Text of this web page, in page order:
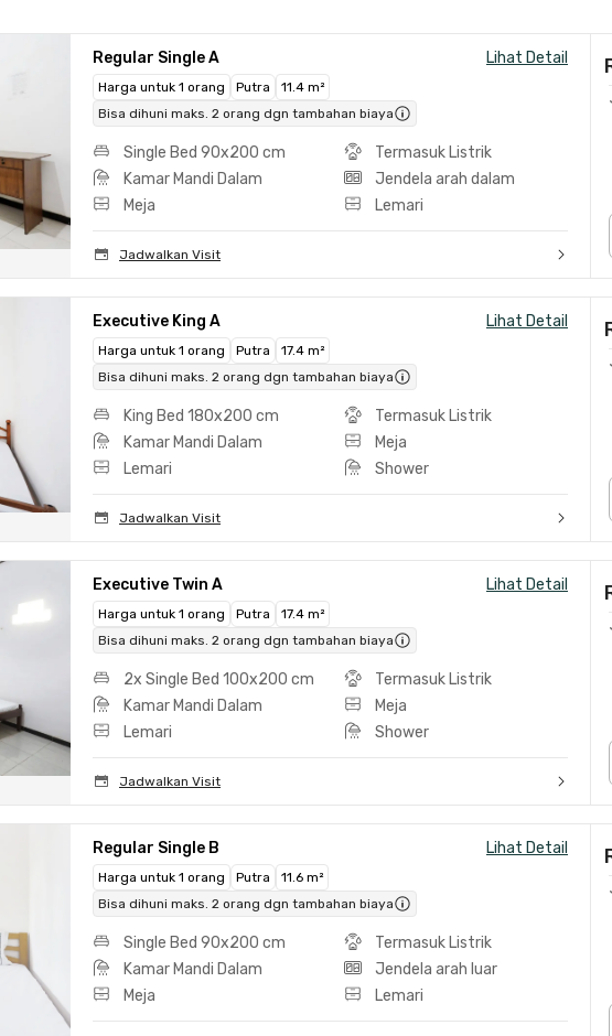
Regular Single A Lihat Detail
Harga untuk 1 orang Putra
11.4 m²
Bisa dihuni maks. 2 orang dgn tambahan biaya
Single Bed 90x200 cm
Termasuk Listrik
Kamar Mandi Dalam
Jendela arah dalam
Meja
Lemari
Jadwalkan Visit
Executive King A Lihat Detail
Harga untuk 1 orang Putra
17.4 m²
Bisa dihuni maks. 2 orang dgn tambahan biaya
King Bed 180x200 cm
Termasuk Listrik
Kamar Mandi Dalam
Meja
Lemari
Shower
Jadwalkan Visit
Executive Twin A Lihat Detail
Harga untuk 1 orang Putra
17.4 m²
Bisa dihuni maks. 2 orang dgn tambahan biaya
2x Single Bed 100x200 cm
Termasuk Listrik
Kamar Mandi Dalam
Meja
Lemari
Shower
Jadwalkan Visit
Regular Single B Lihat Detail
Harga untuk 1 orang Putra
11.6 m²
Bisa dihuni maks. 2 orang dgn tambahan biaya
Single Bed 90x200 cm
Termasuk Listrik
Kamar Mandi Dalam
Jendela arah luar
Meja
Lemari